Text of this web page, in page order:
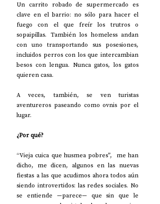
Un carrito robado de supermercado es
clave en el barrio: no sólo para hacer el
fuego con el que freír los trutros o
sopaipillas. También los homeless andan
con uno transportando sus posesiones,
incluidos perros con los que intercambian
besos con lengua. Nunca gatos, los gatos
quieren casa.
A veces, también, se ven turistas
aventureros paseando como ovnis por el
lugar.
¿Por qué?
“Vieja cuica que husmea pobres”,  me han
dicho, me dicen, algunos en las nuevas
fiestas a las que acudimos ahora todos aún
siendo introvertidos: las redes sociales. No
se entiende —parece— que sin que le